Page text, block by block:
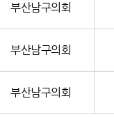
부산남구의회
부산남구의회
부산남구의회